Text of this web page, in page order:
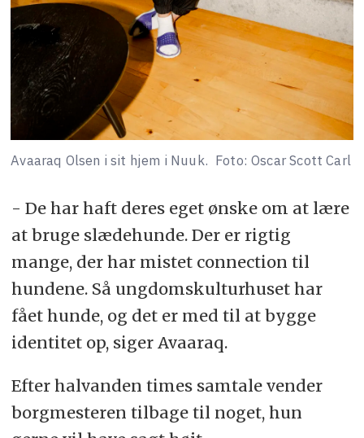
Avaaraq Olsen i sit hjem i Nuuk. Foto: Oscar Scott Carl
- De har haft deres eget ønske om at lære
at bruge slædehunde. Der er rigtig
mange, der har mistet connection til
hundene. Så ungdomskulturhuset har
fået hunde, og det er med til at bygge
identitet op, siger Avaaraq.
Efter halvanden times samtale vender
borgmesteren tilbage til noget, hun